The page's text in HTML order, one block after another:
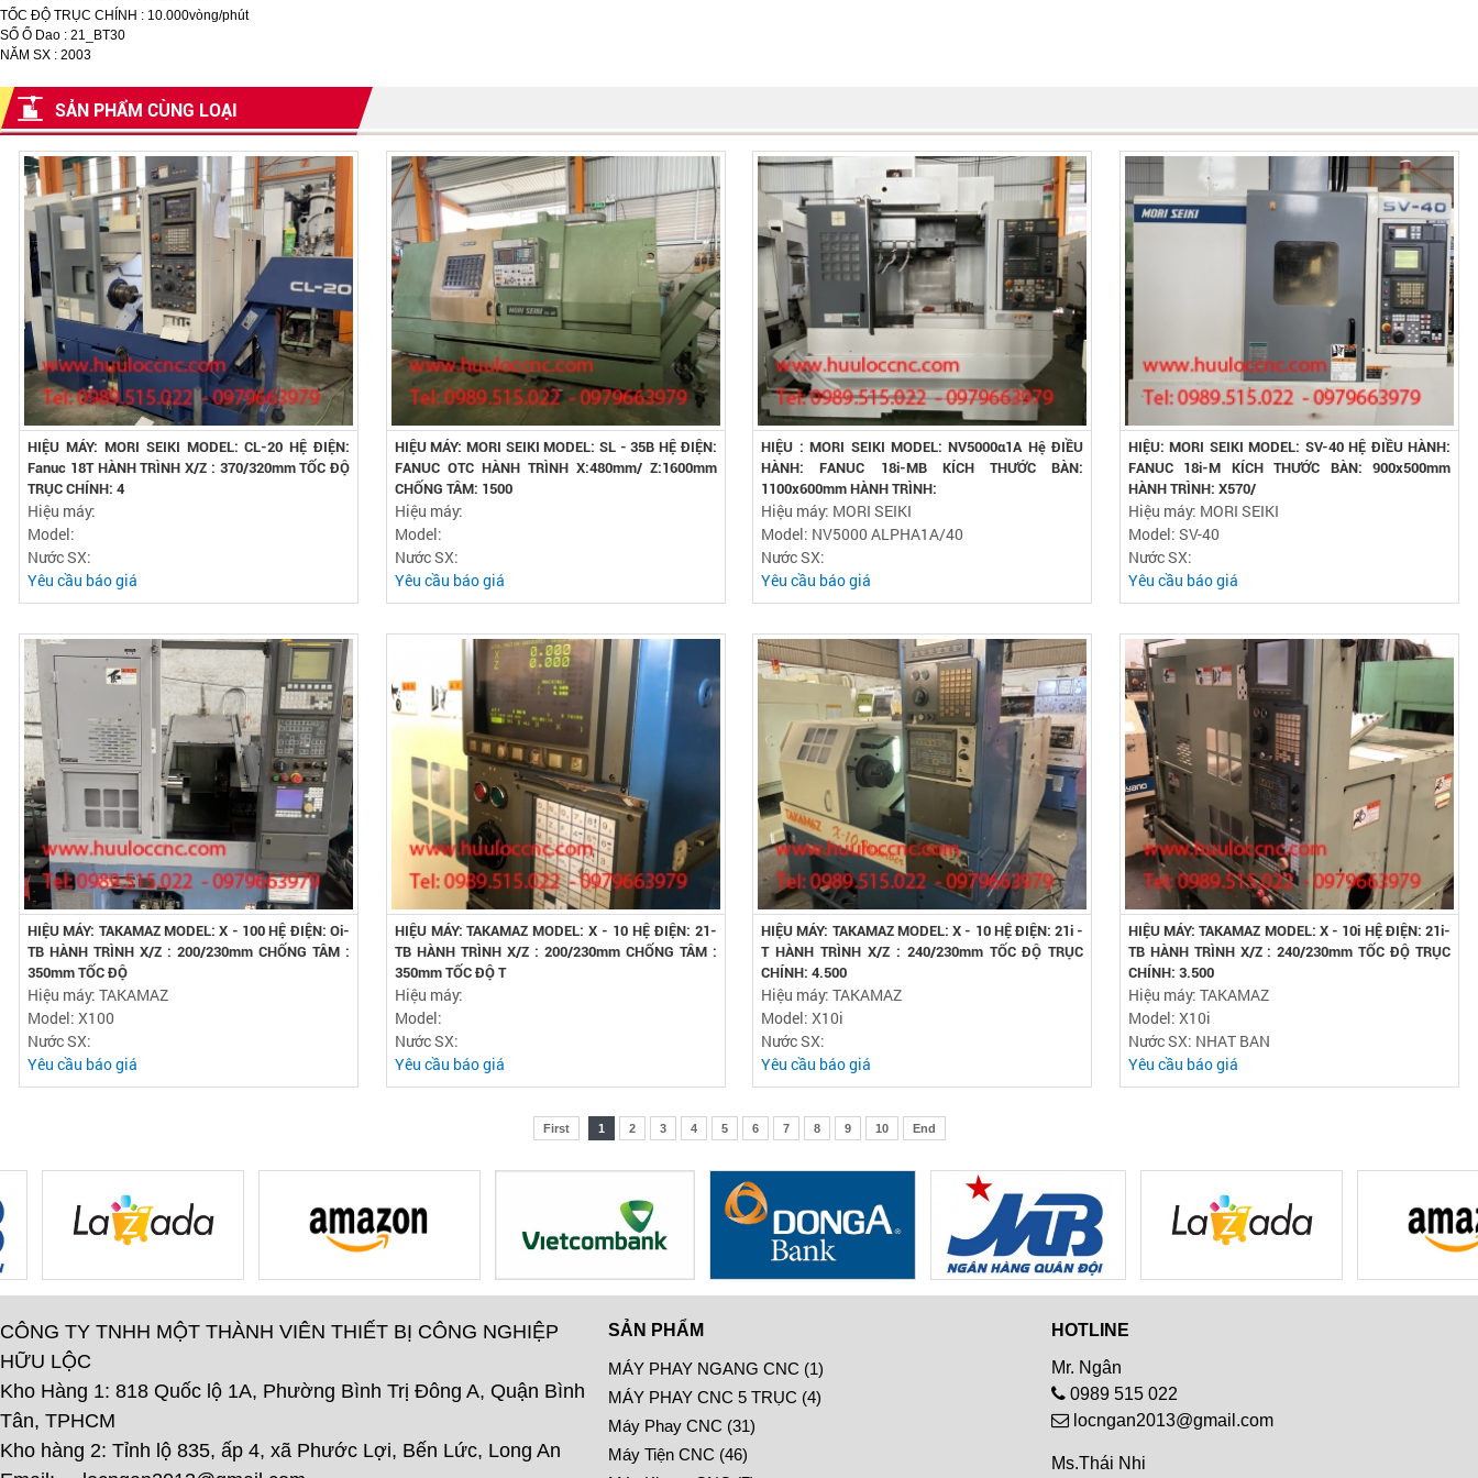
TỐC ĐỘ TRỤC CHÍNH : 10.000vòng/phút
SỐ Ổ Dao : 21_BT30
NĂM SX : 2003
SẢN PHẨM CÙNG LOẠI
HIỆU MÁY: MORI SEIKI MODEL: CL-20 HỆ ĐIỆN:
Fanuc 18T HÀNH TRÌNH X/Z : 370/320mm TỐC ĐỘ
TRỤC CHÍNH: 4
Hiệu máy:
Model:
Nước SX:
Yêu cầu báo giá
HIỆU MÁY: MORI SEIKI MODEL: SL - 35B HỆ ĐIỆN:
FANUC OTC HÀNH TRÌNH X:480mm/ Z:1600mm
CHỐNG TÂM: 1500
Hiệu máy:
Model:
Nước SX:
Yêu cầu báo giá
HIỆU : MORI SEIKI MODEL: NV5000α1A Hệ ĐIỀU
HÀNH: FANUC 18i-MB KÍCH THƯỚC BÀN:
1100x600mm HÀNH TRÌNH:
Hiệu máy: MORI SEIKI
Model: NV5000 ALPHA1A/40
Nước SX:
Yêu cầu báo giá
HIỆU: MORI SEIKI MODEL: SV-40 HỆ ĐIỀU HÀNH:
FANUC 18i-M KÍCH THƯỚC BÀN: 900x500mm
HÀNH TRÌNH: X570/
Hiệu máy: MORI SEIKI
Model: SV-40
Nước SX:
Yêu cầu báo giá
HIỆU MÁY: TAKAMAZ MODEL: X - 100 HỆ ĐIỆN: Oi-
TB HÀNH TRÌNH X/Z : 200/230mm CHỐNG TÂM :
350mm TỐC ĐỘ
Hiệu máy: TAKAMAZ
Model: X100
Nước SX:
Yêu cầu báo giá
HIỆU MÁY: TAKAMAZ MODEL: X - 10 HỆ ĐIỆN: 21-
TB HÀNH TRÌNH X/Z : 200/230mm CHỐNG TÂM :
350mm TỐC ĐỘ T
Hiệu máy:
Model:
Nước SX:
Yêu cầu báo giá
HIỆU MÁY: TAKAMAZ MODEL: X - 10 HỆ ĐIỆN: 21i -
T HÀNH TRÌNH X/Z : 240/230mm TỐC ĐỘ TRỤC
CHÍNH: 4.500
Hiệu máy: TAKAMAZ
Model: X10i
Nước SX:
Yêu cầu báo giá
HIỆU MÁY: TAKAMAZ MODEL: X - 10i HỆ ĐIỆN: 21i-
TB HÀNH TRÌNH X/Z : 240/230mm TỐC ĐỘ TRỤC
CHÍNH: 3.500
Hiệu máy: TAKAMAZ
Model: X10i
Nước SX: NHAT BAN
Yêu cầu báo giá
First 1 2 3 4 5 6 7 8 9 10 End
CÔNG TY TNHH MỘT THÀNH VIÊN THIẾT BỊ CÔNG NGHIỆP
HỮU LỘC
Kho Hàng 1: 818 Quốc lộ 1A, Phường Bình Trị Đông A, Quận Bình
Tân, TPHCM
Kho hàng 2: Tỉnh lộ 835, ấp 4, xã Phước Lợi, Bến Lức, Long An
SẢN PHẨM
MÁY PHAY NGANG CNC (1)
MÁY PHAY CNC 5 TRỤC (4)
Máy Phay CNC (31)
Máy Tiện CNC (46)
HOTLINE
Mr. Ngân
0989 515 022
locngan2013@gmail.com
Ms.Thái Nhi